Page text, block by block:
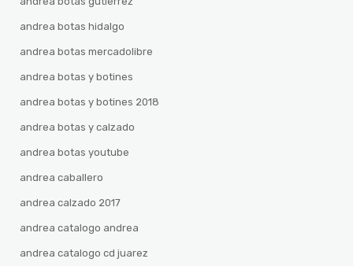
andrea botas hidalgo
andrea botas mercadolibre
andrea botas y botines
andrea botas y botines 2018
andrea botas y calzado
andrea botas youtube
andrea caballero
andrea calzado 2017
andrea catalogo andrea
andrea catalogo cd juarez